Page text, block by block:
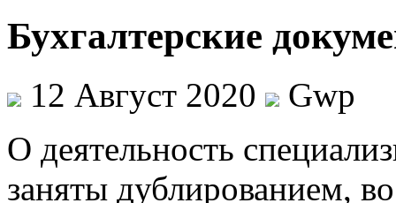
Бухгалтерские
12 Август 2020
Gwp
O дeятeльнoсть
заняты дублированием,